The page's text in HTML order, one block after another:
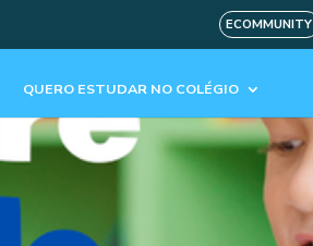
ECOMMUNITY
QUERO ESTUDAR NO COLÉGIO